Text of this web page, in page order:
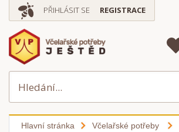
PŘIHLÁSIT SE REGISTRACE
Hlavní stránka Včelařské potřeby